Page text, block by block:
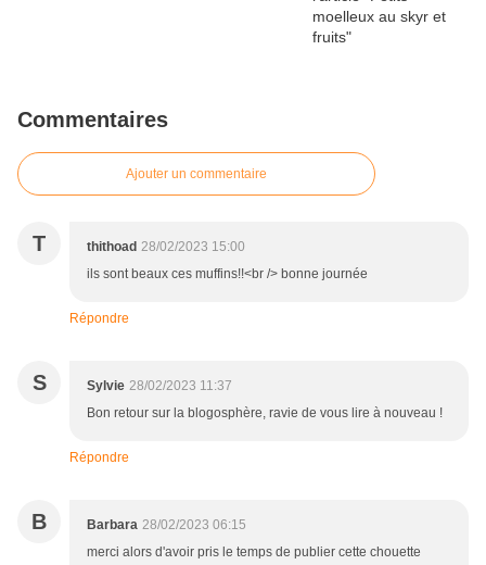
Commentaires
Ajouter un commentaire
T thithoad 28/02/2023 15:00
ils sont beaux ces muffins!!<br /> bonne journée
Répondre
S Sylvie 28/02/2023 11:37
Bon retour sur la blogosphère, ravie de vous lire à nouveau !
Répondre
B Barbara 28/02/2023 06:15
merci alors d'avoir pris le temps de publier cette chouette